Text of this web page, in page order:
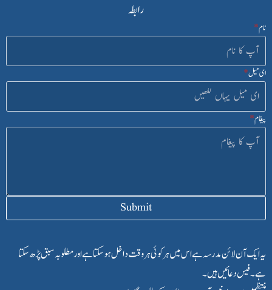
رابطہ
نام*
ای میل*
پیغام*
Submit
یہ ایک آن لائن مدرسہ ہے اس میں ہرکوئی ہر وقت داخل ہوسکتا ہے اور مطلوبہ سبق پڑھ سکتا
ہے۔ فیس دعائیں ہیں۔